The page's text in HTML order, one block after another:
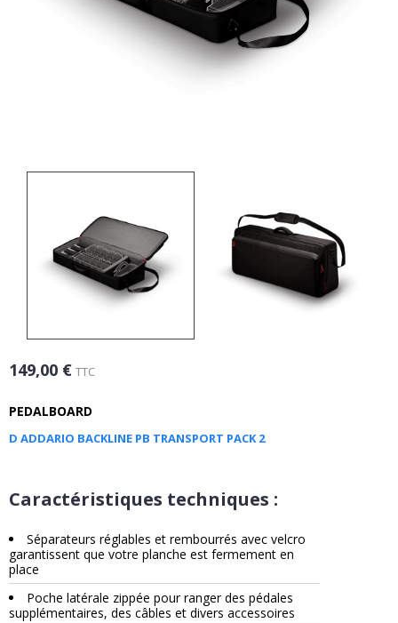
149,00 € TTC
PEDALBOARD
D ADDARIO BACKLINE PB TRANSPORT PACK 2
Caractéristiques techniques :
Séparateurs réglables et rembourrés avec velcro
garantissent que votre planche est fermement en
place
Poche latérale zippée pour ranger des pédales
supplémentaires, des câbles et divers accessoires